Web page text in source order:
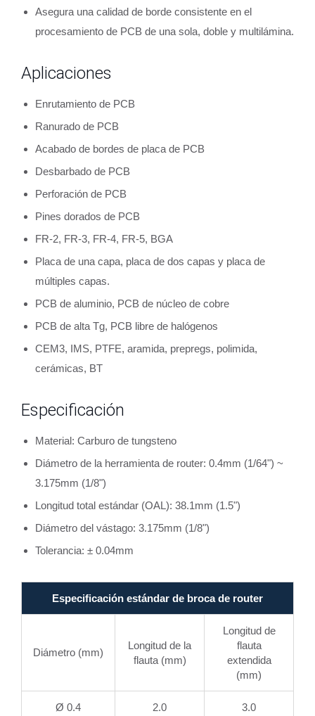
Asegura una calidad de borde consistente en el
procesamiento de PCB de una sola, doble y multilámina.
Aplicaciones
Enrutamiento de PCB
Ranurado de PCB
Acabado de bordes de placa de PCB
Desbarbado de PCB
Perforación de PCB
Pines dorados de PCB
FR-2, FR-3, FR-4, FR-5, BGA
Placa de una capa, placa de dos capas y placa de
múltiples capas.
PCB de aluminio, PCB de núcleo de cobre
PCB de alta Tg, PCB libre de halógenos
CEM3, IMS, PTFE, aramida, prepregs, polimida,
cerámicas, BT
Especificación
Material: Carburo de tungsteno
Diámetro de la herramienta de router: 0.4mm (1/64") ~
3.175mm (1/8")
Longitud total estándar (OAL): 38.1mm (1.5")
Diámetro del vástago: 3.175mm (1/8")
Tolerancia: ± 0.04mm
Especificación estándar de broca de router
Diámetro (mm)
Longitud de la
flauta (mm)
Longitud de
flauta
extendida
(mm)
Ø 0.4 2.0 3.0